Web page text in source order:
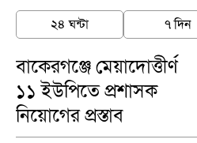
২৪ ঘন্টা ৭ দিন
বাকেরগঞ্জে মেয়াদোত্তীর্ণ
১১ ইউপিতে প্রশাসক
নিয়োগের প্রস্তাব